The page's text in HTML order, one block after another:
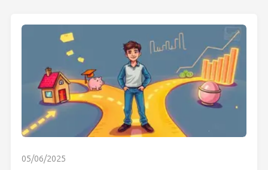
05/06/2025